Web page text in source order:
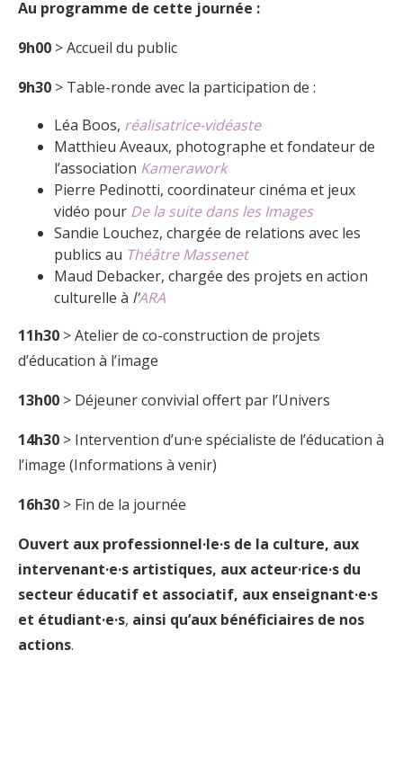
Au programme de cette journée :
9h00 > Accueil du public
9h30 > Table-ronde avec la participation de :
Léa Boos, réalisatrice-vidéaste
Matthieu Aveaux, photographe et fondateur de
l’association Kamerawork
Pierre Pedinotti, coordinateur cinéma et jeux
vidéo pour De la suite dans les Images
Sandie Louchez, chargée de relations avec les
publics au Théâtre Massenet
Maud Debacker, chargée des projets en action
culturelle à l’ARA
11h30 > Atelier de co-construction de projets
d’éducation à l’image
13h00 > Déjeuner convivial offert par l’Univers
14h30 > Intervention d’un·e spécialiste de l’éducation à
l’image (Informations à venir)
16h30 > Fin de la journée
Ouvert aux professionnel·le·s de la culture, aux
intervenant·e·s artistiques, aux acteur·rice·s du
secteur éducatif et associatif, aux enseignant·e·s
et étudiant·e·s, ainsi qu’aux bénéficiaires de nos
actions.